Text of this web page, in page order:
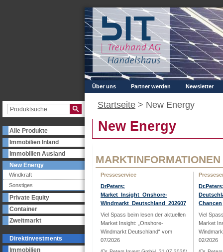
Alle Produkte
Immobilien Inland
Immobilien Ausland
New Energy
Windkraft
Sonstiges
Private Equity
Container
Zweitmarkt
Direktinvestments
Immobilien
Über uns Partner werden Newsletter
Startseite > New Energy
New Energy
MARKTINFORMATIONEN
Presseservice
DrPeters:
Market_Insight_Onshore-
Windmarkt_Deutschland_202607
Viel Spass beim lesen der aktuellen
Market Insight: „Onshore-
Windmarkt Deutschland“ vom
07/2026
Chancen
Viel
Market
02/2026